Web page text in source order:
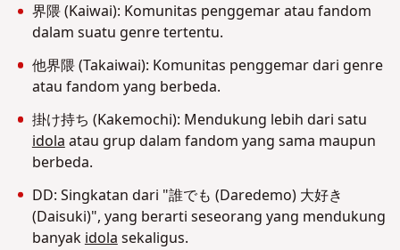
界隈 (Kaiwai): Komunitas penggemar atau fandom
dalam suatu genre tertentu.
他界隈 (Takaiwai): Komunitas penggemar dari genre
atau fandom yang berbeda.
掛け持ち (Kakemochi): Mendukung lebih dari satu
idolaatau grup dalam fandom yang sama maupun
berbeda.
DD: Singkatan dari "誰でも (Daredemo) 大好き
(Daisuki)", yang berarti seseorang yang mendukung
banyak idola sekaligus.